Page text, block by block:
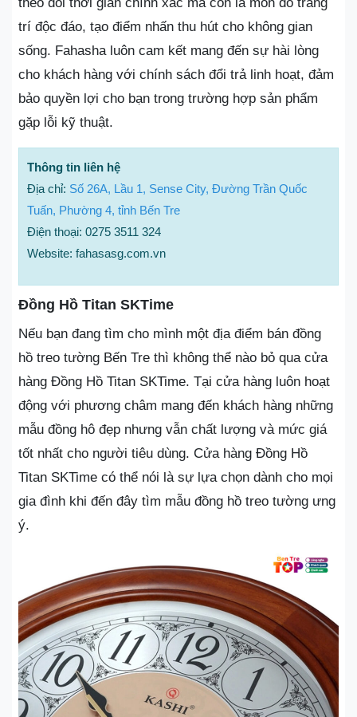
trí độc đáo, tạo điểm nhấn thu hút cho không gian
sống. Fahasha luôn cam kết mang đến sự hài lòng
cho khách hàng với chính sách đổi trả linh hoạt, đảm
bảo quyền lợi cho bạn trong trường hợp sản phẩm
gặp lỗi kỹ thuật.
Thông tin liên hệ
Địa chỉ: Số 26A, Lầu 1, Sense City, Đường Trần Quốc
Tuấn, Phường 4, tỉnh Bến Tre
Điện thoại: 0275 3511 324
Website: fahasasg.com.vn
Đồng Hồ Titan SKTime
Nếu bạn đang tìm cho mình một địa điểm bán đồng
hồ treo tường Bến Tre thì không thể nào bỏ qua cửa
hàng Đồng Hồ Titan SKTime. Tại cửa hàng luôn hoạt
động với phương châm mang đến khách hàng những
mẫu đồng hô đẹp nhưng vẫn chất lượng và mức giá
tốt nhất cho người tiêu dùng. Cửa hàng Đồng Hồ
Titan SKTime có thể nói là sự lựa chọn dành cho mọi
gia đình khi đến đây tìm mẫu đồng hồ treo tường ưng
ý.